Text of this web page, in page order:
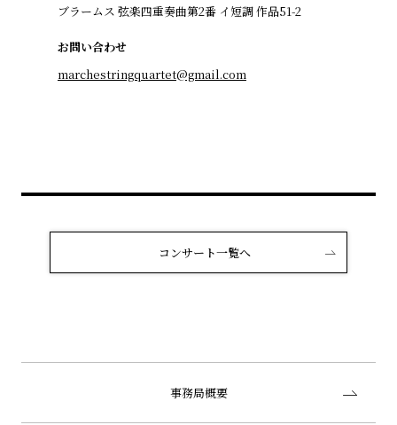
ブラームス 弦楽四重奏曲第2番 イ短調 作品51-2
お問い合わせ
marchestringquartet@gmail.com
コンサート一覧へ
事務局概要